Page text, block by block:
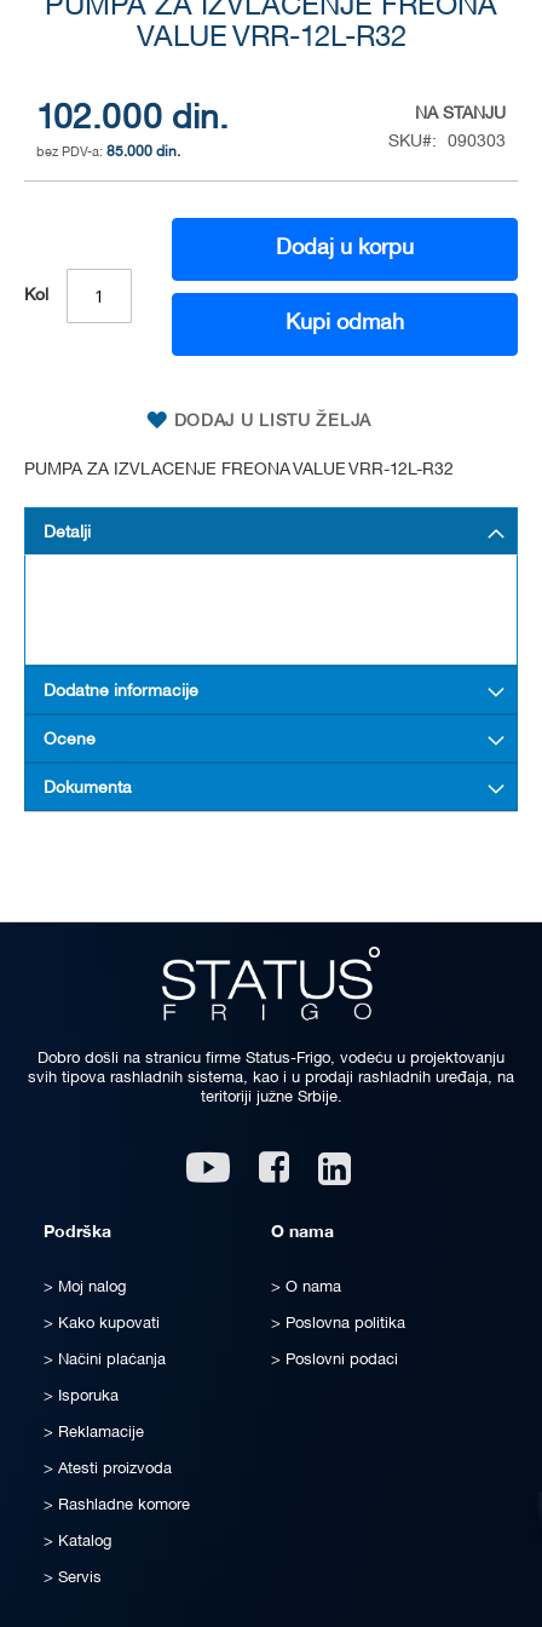
PUMPA ZA IZVLACENJE FREONA
VALUE VRR-12L-R32
102.000 din.
85.000 din.
NA STANJU
SKU
090303
Kol
Dodaj u korpu
Kupi odmah
DODAJ U LISTU ŽELJA
PUMPA ZA IZVLACENJE FREONA VALUE VRR-12L-R32
the
images
gallery
Detalji
Dodatne informacije
Ocene
Dokumenta
Dobro došli na stranicu firme Status-Frigo, vodeću u projektovanju
svih tipova rashladnih sistema, kao i u prodaji rashladnih uređaja, na
teritoriji južne Srbije.
Youtube Facebook
Podrška
Moj nalog
Kako kupovati
Načini plaćanja
Isporuka
Reklamacije
Atesti proizvoda
Rashladne komore
Katalog
Servis
O nama
O nama
Poslovna politika
Poslovni podaci